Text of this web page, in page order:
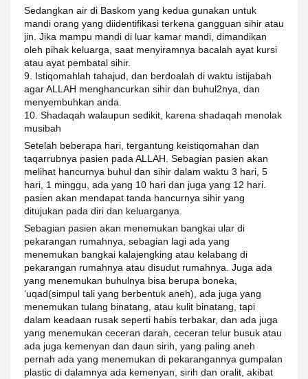
Sedangkan air di Baskom yang kedua gunakan untuk
mandi orang yang diidentifikasi terkena gangguan sihir atau
jin. Jika mampu mandi di luar kamar mandi, dimandikan
oleh pihak keluarga, saat menyiramnya bacalah ayat kursi
atau ayat pembatal sihir.
9. Istiqomahlah tahajud, dan berdoalah di waktu istijabah
agar ALLAH menghancurkan sihir dan buhul2nya, dan
menyembuhkan anda.
10. Shadaqah walaupun sedikit, karena shadaqah menolak
musibah
Setelah beberapa hari, tergantung keistiqomahan dan
taqarrubnya pasien pada ALLAH. Sebagian pasien akan
melihat hancurnya buhul dan sihir dalam waktu 3 hari, 5
hari, 1 minggu, ada yang 10 hari dan juga yang 12 hari.
pasien akan mendapat tanda hancurnya sihir yang
ditujukan pada diri dan keluarganya.
Sebagian pasien akan menemukan bangkai ular di
pekarangan rumahnya, sebagian lagi ada yang
menemukan bangkai kalajengking atau kelabang di
pekarangan rumahnya atau disudut rumahnya. Juga ada
yang menemukan buhulnya bisa berupa boneka,
‘uqad(simpul tali yang berbentuk aneh), ada juga yang
menemukan tulang binatang, atau kulit binatang, tapi
dalam keadaan rusak seperti habis terbakar, dan ada juga
yang menemukan ceceran darah, ceceran telur busuk atau
ada juga kemenyan dan daun sirih, yang paling aneh
pernah ada yang menemukan di pekarangannya gumpalan
plastic di dalamnya ada kemenyan, sirih dan oralit, akibat